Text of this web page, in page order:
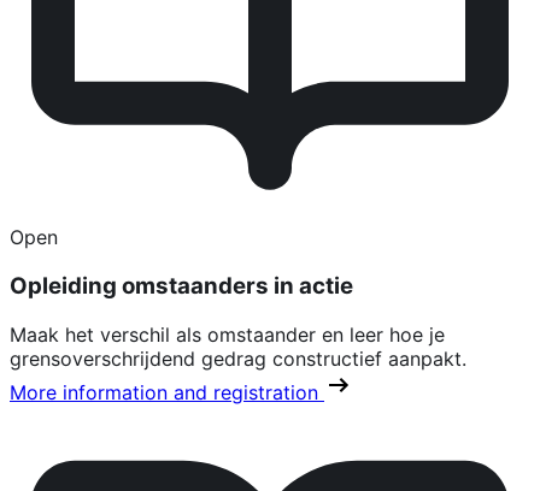
Open
Opleiding omstaanders in actie
Maak het verschil als omstaander en leer hoe je
grensoverschrijdend gedrag constructief aanpakt.
More information and registration